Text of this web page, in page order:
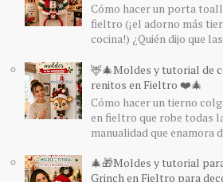
Cómo hacer un porta
fieltro (¡el adorno más
cocina!) ¿Quién dijo que
🦌🎄Moldes y tutorial de
renitos en Fieltro ❤️🎄
Cómo hacer un tierno
en fieltro que robe todas
manualidad que enamora
🎄🎁Moldes y tutorial
Grinch en Fieltro para